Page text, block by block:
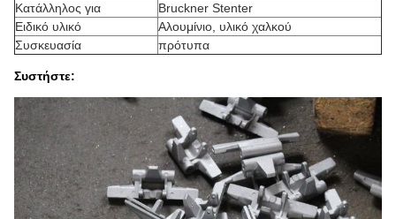
Κατάλληλος για
Bruckner Stenter
Ειδικό υλικό
Αλουμίνιο, υλικό χαλκού
Συσκευασία
πρότυπα
Συστήστε: